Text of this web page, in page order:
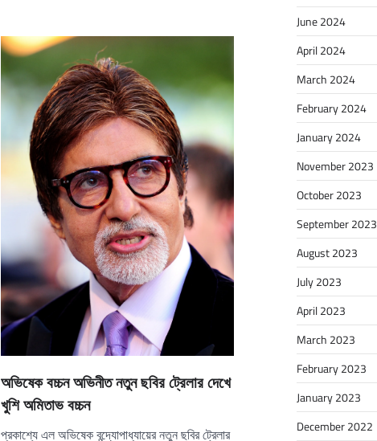
অভিষেক বচ্চন অভিনীত নতুন ছবির ট্রেলার দেখে
খুশি অমিতাভ বচ্চন
প্রকাশ্যে এল অভিষেক বন্দ্যোপাধ্যায়ের নতুন ছবির ট্রেলার
June 2024
April 2024
March 2024
February 2024
January 2024
November 2023
October 2023
September 2023
August 2023
July 2023
April 2023
March 2023
February 2023
January 2023
December 2022